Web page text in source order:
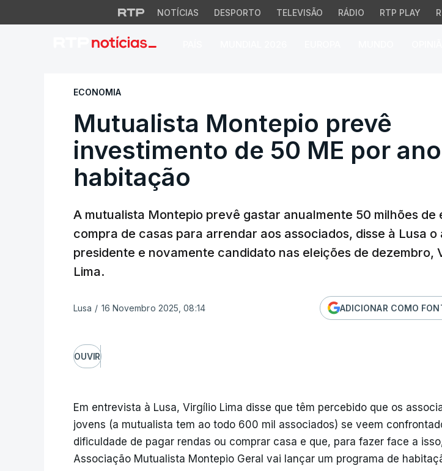
NOTÍCIAS DESPORTO TELEVISÃO RÁDIO RTP PLAY
Mutualista Montepio prevê
ECONOMIA
Mutualista Montepio prevê
investimento de 50 ME por
habitação
A mutualista Montepio prevê gastar anualmente 50 milhões de
compra de casas para arrendar aos associados, disse à Lusa o
presidente e novamente candidato nas eleições de dezembro,
Lima.
Lusa / 16 Novembro 2025, 08:14 ADICIONAR COMO
OUVIR
Em entrevista à Lusa, Virgílio Lima disse que têm percebido que os
jovens (a mutualista tem ao todo 600 mil associados) se veem
dificuldade de pagar rendas ou comprar casa e que, para fazer face a
Associação Mutualista Montepio Geral vai lançar um programa de